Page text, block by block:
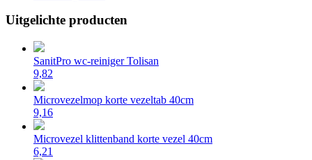
Uitgelichte producten
SanitPro wc-reiniger Tolisan
9,82
Microvezelmop korte vezeltab 40cm
9,16
Microvezel klittenband korte vezel 40cm
6,21